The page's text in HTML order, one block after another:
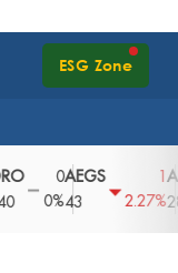
ESG Zone
0
0%
AEGS
2.27%2850